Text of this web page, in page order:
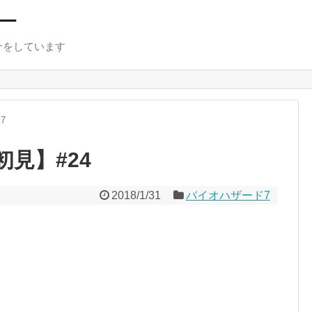
しています
見】#24
2018/1/31 バイオハザード7